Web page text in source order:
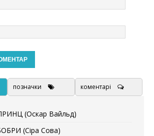
позначки коментарі
(Оскар Вайльд)
(Сіра Сова)